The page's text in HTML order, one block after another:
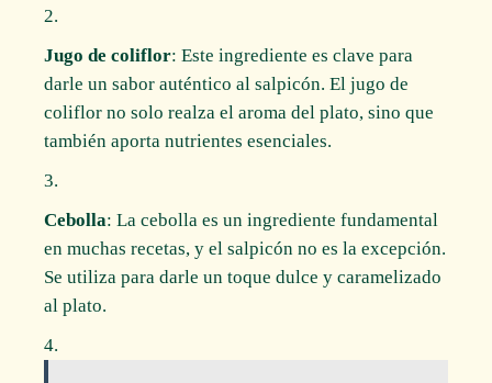
Jugo de coliflor: Este ingrediente es clave para
darle un sabor auténtico al salpicón. El jugo de
coliflor no solo realza el aroma del plato, sino que
también aporta nutrientes esenciales.
Cebolla: La cebolla es un ingrediente fundamental
en muchas recetas, y el salpicón no es la excepción.
Se utiliza para darle un toque dulce y caramelizado
al plato.